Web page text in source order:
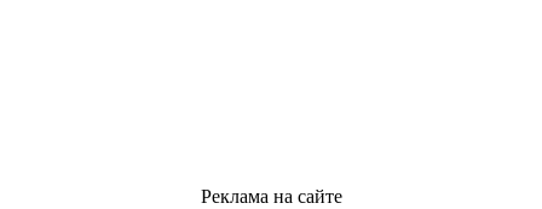
Реклама на сайте